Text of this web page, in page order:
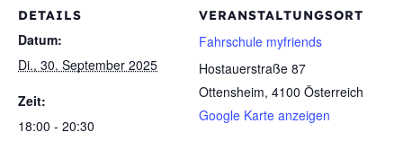
DETAILS
Datum:
Di., 30. September 2025
Zeit:
18:00 - 20:30
VERANSTALTUNGSORT
Fahrschule myfriends
Hostauerstraße 87
Ottensheim, 4100 Österreich
Google Karte anzeigen